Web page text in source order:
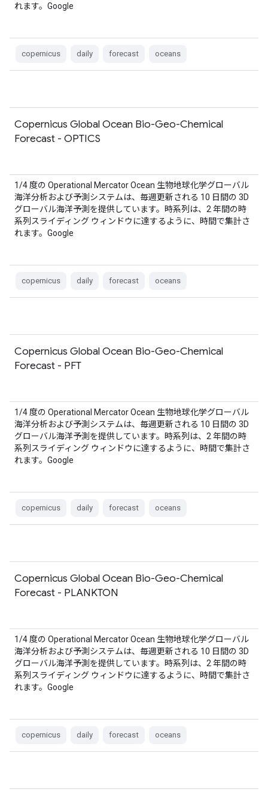
れます。Google
copernicus daily forecast oceans
Copernicus Global Ocean Bio-Geo-Chemical
Forecast - OPTICS
1/4 度の Operational Mercator Ocean 生物地球化学グローバル
海洋分析および予測システムは、毎週更新される 10 日間の 3D
グローバル海洋予測を提供しています。時系列は、2 年間の時
系列スライディング ウィンドウに達するように、時間で集計さ
れます。Google
copernicus daily forecast oceans
Copernicus Global Ocean Bio-Geo-Chemical
Forecast - PFT
1/4 度の Operational Mercator Ocean 生物地球化学グローバル
海洋分析および予測システムは、毎週更新される 10 日間の 3D
グローバル海洋予測を提供しています。時系列は、2 年間の時
系列スライディング ウィンドウに達するように、時間で集計さ
れます。Google
copernicus daily forecast oceans
Copernicus Global Ocean Bio-Geo-Chemical
Forecast - PLANKTON
1/4 度の Operational Mercator Ocean 生物地球化学グローバル
海洋分析および予測システムは、毎週更新される 10 日間の 3D
グローバル海洋予測を提供しています。時系列は、2 年間の時
系列スライディング ウィンドウに達するように、時間で集計さ
れます。Google
copernicus daily forecast oceans